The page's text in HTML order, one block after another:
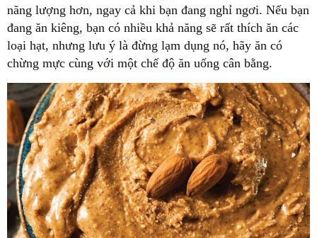
năng lượng hơn, ngay cả khi bạn đang nghỉ ngơi. Nếu bạn
đang ăn kiêng, bạn có nhiều khả năng sẽ rất thích ăn các
loại hạt, nhưng lưu ý là đừng lạm dụng nó, hãy ăn có
chừng mực cùng với một chế độ ăn uống cân bằng.